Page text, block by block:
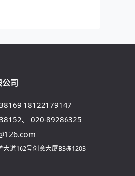
公司
18122179147
、 020-89286325
大道162号创意大厦B3栋1203